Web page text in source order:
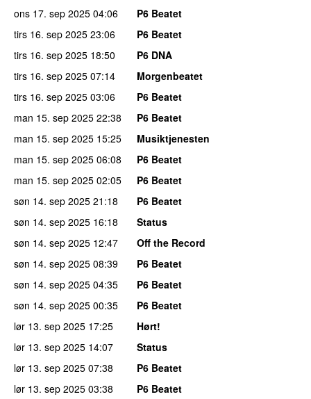
ons 17. sep 2025 04:06
P6 Beatet
tirs 16. sep 2025 23:06
P6 Beatet
tirs 16. sep 2025 18:50
P6 DNA
tirs 16. sep 2025 07:14
Morgenbeatet
tirs 16. sep 2025 03:06
P6 Beatet
man 15. sep 2025 22:38
P6 Beatet
man 15. sep 2025 15:25
Musiktjenesten
man 15. sep 2025 06:08
P6 Beatet
man 15. sep 2025 02:05
P6 Beatet
søn 14. sep 2025 21:18
P6 Beatet
søn 14. sep 2025 16:18
Status
søn 14. sep 2025 12:47
Off the Record
søn 14. sep 2025 08:39
P6 Beatet
søn 14. sep 2025 04:35
P6 Beatet
søn 14. sep 2025 00:35
P6 Beatet
lør 13. sep 2025 17:25
Hørt!
lør 13. sep 2025 14:07
Status
lør 13. sep 2025 07:38
P6 Beatet
lør 13. sep 2025 03:38
P6 Beatet